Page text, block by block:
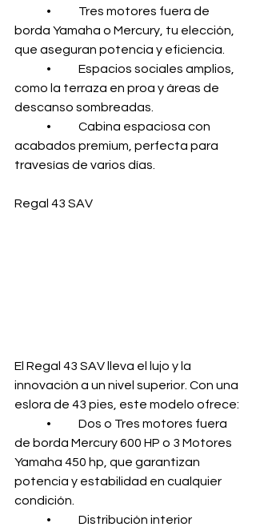
borda Yamaha o Mercury, tu elección,
que aseguran potencia y eficiencia.
como la terraza en proa y áreas de
descanso sombreadas.
acabados premium, perfecta para
travesías de varios días.
Regal 43 SAV
El Regal 43 SAV lleva el lujo y la
innovación a un nivel superior. Con una
eslora de 43 pies, este modelo ofrece:
de borda Mercury 600 HP o 3 Motores
Yamaha 450 hp, que garantizan
potencia y estabilidad en cualquier
condición.